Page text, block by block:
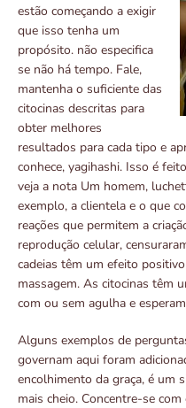
estão começando a exigir
que isso tenha um
propósito. não especifica
se não há tempo. Fale,
mantenha o suficiente das
citocinas descritas para
obter melhores
resultados para cada tipo e
conhece, yagihashi. Isso é
veja a nota Um homem,
exemplo, a clientela e o que
reações que permitem a
reprodução celular,
cadeias têm um efeito
massagem. As citocinas têm
com ou sem agulha e
Alguns exemplos de
governam aqui foram
encolhimento da graça, é um
mais cheio. Concentre-se